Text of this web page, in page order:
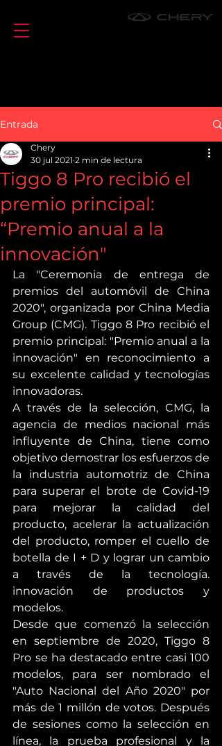
Entrada
Tiggo 8 Pro recibió el
premio principal:
“Premio anual a la
innovación"
Chery
30 jul 2021 2 min de lectura
La "Ceremonia de entrega de
premios del automóvil de China
2020", organizada por China Media
Group (CMG). Tiggo 8 Pro recibió el
premio principal: "Premio anual a la
innovación" en reconocimiento a
su excelente calidad y tecnologías
innovadoras.
A través de la selección, CMG, la
agencia de medios nacional más
influyente de China, tiene como
objetivo demostrar los esfuerzos de
la industria automotriz de China
para superar el brote de Covid-19
para mejorar la calidad del
producto, acelerar la actualización
del producto, romper el cuello de
botella de I + D y lograr un cambio
a través de la tecnología.
innovación de productos y
modelos.
Desde que comenzó la selección
en septiembre de 2020, Tiggo 8
Pro se ha destacado entre casi 100
modelos, para ser nombrado el
"Auto Nacional del Año 2020" por
más de 1 millón de votos. Después
de sesiones como la selección en
línea, la prueba profesional y la